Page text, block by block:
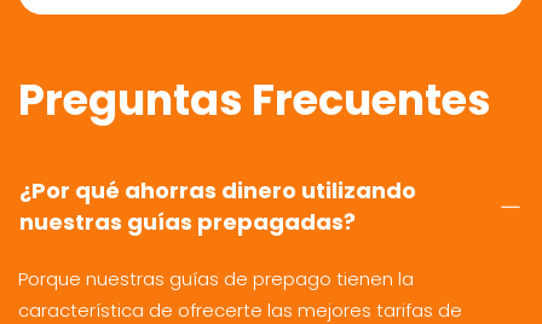
Preguntas Frecuentes
¿Por qué ahorras dinero utilizando
nuestras guías prepagadas?
Porque nuestras guías de prepago tienen la
característica de ofrecerte las mejores tarifas de